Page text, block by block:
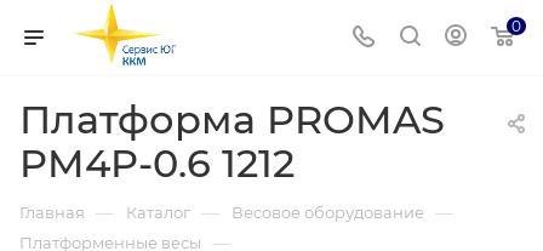
0
Платформа PROMAS
PM4P-0.6 1212
Главная — Каталог — Весовое оборудование —
Платформенные весы —